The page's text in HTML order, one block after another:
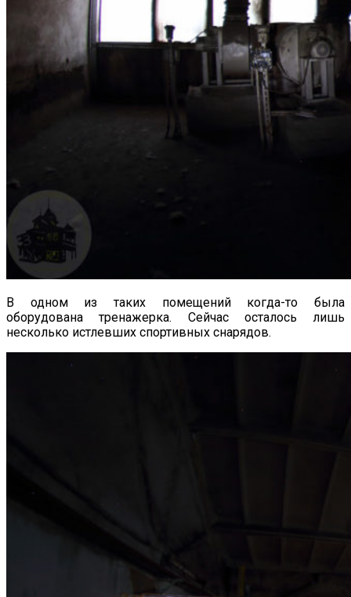
В одном из таких помещений когда-то была
оборудована тренажерка. Сейчас осталось лишь
несколько истлевших спортивных снарядов.